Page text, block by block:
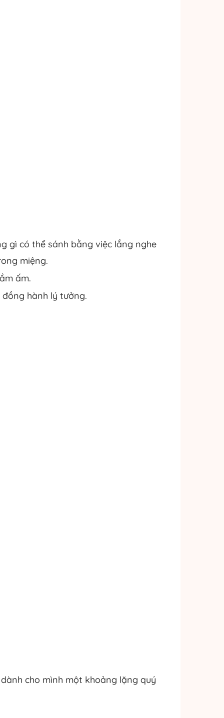
gì có thể sánh bằng việc lắng nghe
miệng.
ấm.
hành lý tưởng.
cho mình một khoảng lặng quý